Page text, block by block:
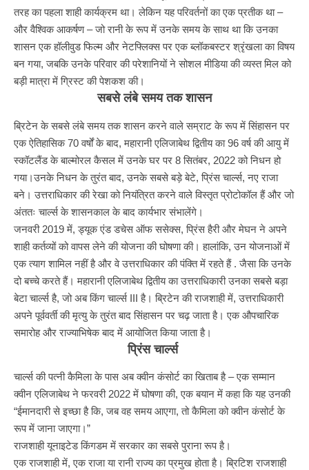
तरह का पहला शाही कार्यक्रम था। लेकिन यह परिवर्तनों का एक प्रतीक था –
और वैश्विक आकर्षण – जो रानी के रूप में उनके समय के साथ था कि उनका
शासन एक हॉलीवुड फिल्म और नेटफ्लिक्स पर एक ब्लॉकबस्टर श्रृंखला का विषय
बन गया, जबकि उनके परिवार की परेशानियों ने सोशल मीडिया की व्यस्त मिल को
बड़ी मात्रा में ग्रिस्ट की पेशकश की।
सबसे लंबे समय तक शासन
ब्रिटेन के सबसे लंबे समय तक शासन करने वाले सम्राट के रूप में सिंहासन पर
एक ऐतिहासिक 70 वर्षों के बाद, महारानी एलिजाबेथ द्वितीय का 96 वर्ष की आयु में
स्कॉटलैंड के बाल्मोरल कैसल में उनके घर पर 8 सितंबर, 2022 को निधन हो
गया।उनके निधन के तुरंत बाद, उनके सबसे बड़े बेटे, प्रिंस चार्ल्स, नए राजा
बने। उत्तराधिकार की रेखा को नियंत्रित करने वाले विस्तृत प्रोटोकॉल हैं और जो
अंततः चार्ल्स के शासनकाल के बाद कार्यभार संभालेंगे।
जनवरी 2019 में, ड्यूक एंड डचेस ऑफ ससेक्स, प्रिंस हैरी और मेघन ने अपने
शाही कर्तव्यों को वापस लेने की योजना की घोषणा की। हालांकि, उन योजनाओं में
एक त्याग शामिल नहीं है और वे उत्तराधिकार की पंक्ति में रहते हैं . जैसा कि उनके
दो बच्चे करते हैं। महारानी एलिजाबेथ द्वितीय का उत्तराधिकारी उनका सबसे बड़ा
बेटा चार्ल्स है, जो अब किंग चार्ल्स III है। ब्रिटेन की राजशाही में, उत्तराधिकारी
अपने पूर्ववर्ती की मृत्यु के तुरंत बाद सिंहासन पर चढ़ जाता है। एक औपचारिक
समारोह और राज्याभिषेक बाद में आयोजित किया जाता है।
प्रिंस चार्ल्स
चार्ल्स की पत्नी कैमिला के पास अब क्वीन कंसोर्ट का खिताब है – एक सम्मान
क्वीन एलिजाबेथ ने फरवरी 2022 में घोषणा की, एक बयान में कहा कि यह उनकी
“ईमानदारी से इच्छा है कि, जब वह समय आएगा, तो कैमिला को क्वीन कंसोर्ट के
रूप में जाना जाएगा।”
राजशाही यूनाइटेड किंगडम में सरकार का सबसे पुराना रूप है।
एक राजशाही में, एक राजा या रानी राज्य का प्रमुख होता है। ब्रिटिश राजशाही